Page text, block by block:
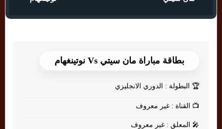
بطاقة مباراة مان سيتي Vs نوتينغهام
🏆 البطولة : الدوري الانجليزي
📺 القناة : غير معروف
🎤 المعلق : غير معروف